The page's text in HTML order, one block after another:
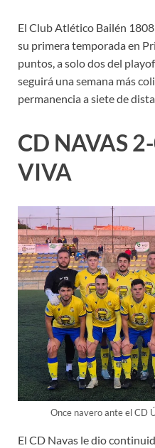
El Club Atlético Bailén
su primera temporada en
puntos, a solo dos del
seguirá una semana más
permanencia a siete de
CD NAVAS
VIVA
Once navero ante el CD
El CD Navas le dio